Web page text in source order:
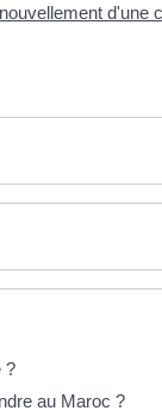
d'une
?
au Maroc ?